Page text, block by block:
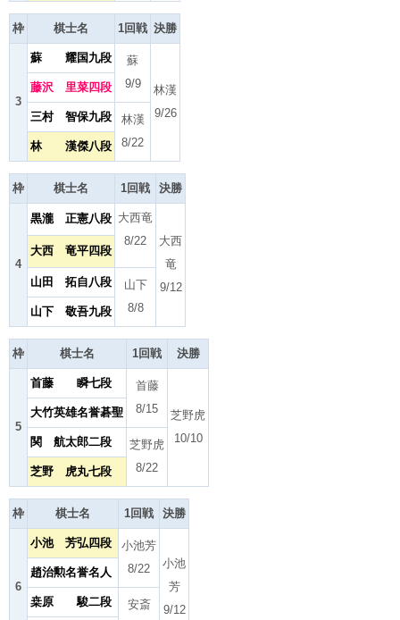
枠 棋士名 1回戦 決勝
3
蘇 耀国九段
蘇
9/9
林漢
9/26
藤沢 里菜四段
三村 智保九段
林漢
8/22
林 漢傑八段
枠 棋士名 1回戦 決勝
4
黒瀧 正憲八段 大西竜
8/22
大西
竜
9/12
大西 竜平四段
山田 拓自八段
山下
8/8
山下 敬吾九段
枠 棋士名 1回戦 決勝
5
首藤 瞬七段
首藤
8/15
芝野虎
10/10
大竹英雄名誉碁聖
関 航太郎二段
芝野虎
8/22
芝野 虎丸七段
枠 棋士名 1回戦 決勝
6
小池 芳弘四段
小池芳
8/22
小池
芳
9/12
趙治勲名誉名人
桒原 駿二段
安斎